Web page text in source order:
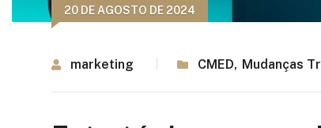
20 DE AGOSTO DE 2024
marketing CMED, Mudanças